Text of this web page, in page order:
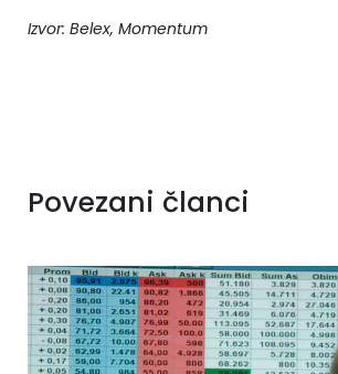
Izvor: Belex, Momentum
Povezani članci